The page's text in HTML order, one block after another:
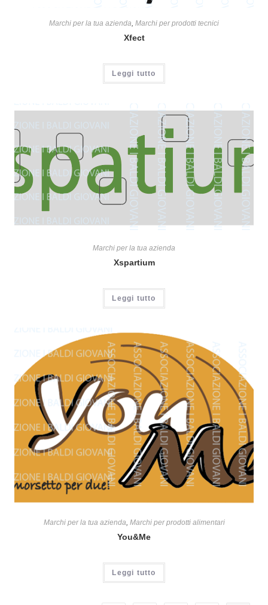
Marchi per la tua azienda, Marchi per prodotti tecnici
Xfect
Leggi tutto
Marchi per la tua azienda
Xspartium
Leggi tutto
Marchi per la tua azienda, Marchi per prodotti alimentari
You&Me
Leggi tutto